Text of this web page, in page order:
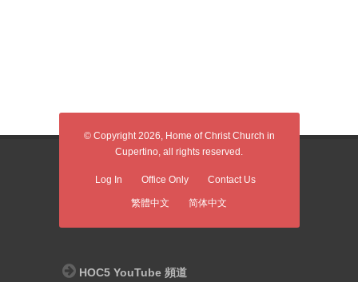
© Copyright 2026, Home of Christ Church in
Cupertino, all rights reserved.
Log In Office Only Contact Us
繁體中文 简体中文
HOC5 YouTube 頻道